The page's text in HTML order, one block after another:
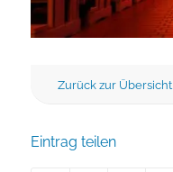
Zurück zur Übersicht
Eintrag teilen